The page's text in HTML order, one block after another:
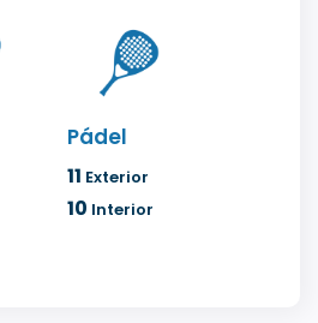
Pádel
11 Exterior
10 Interior